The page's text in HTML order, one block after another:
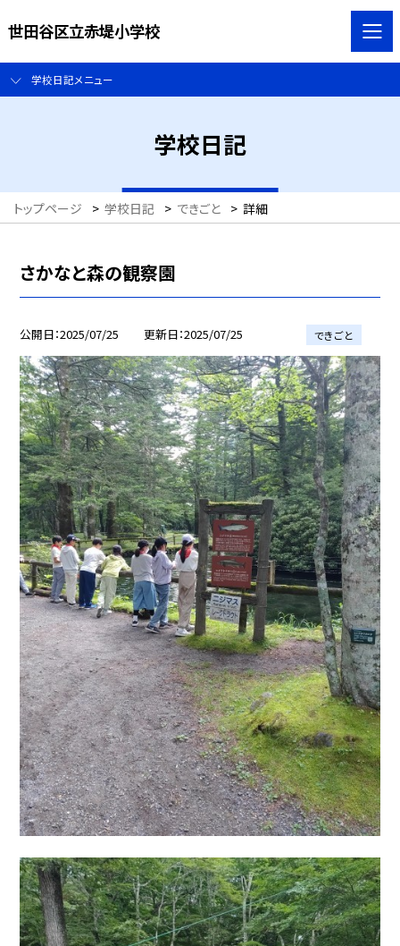
世田谷区立赤堤小学校
学校日記メニュー
学校日記
トップページ > 学校日記 > できごと > 詳細
さかなと森の観察園
公開日 2025/07/25 更新日 2025/07/25 できごと